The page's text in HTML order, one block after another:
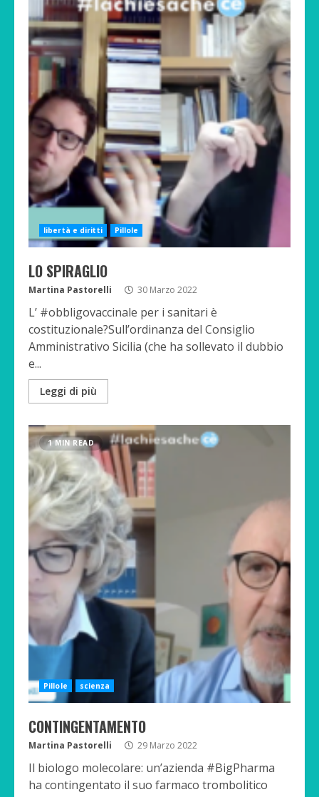
libertà e diritti Pillole
LO SPIRAGLIO
Martina Pastorelli 30 Marzo 2022
L’ #obbligovaccinale per i sanitari è
costituzionale?Sull’ordinanza del Consiglio
Amministrativo Sicilia (che ha sollevato il dubbio
e...
Leggi di più
1 MIN READ
Pillole scienza
CONTINGENTAMENTO
Martina Pastorelli 29 Marzo 2022
Il biologo molecolare: un’azienda #BigPharma
ha contingentato il suo farmaco trombolitico